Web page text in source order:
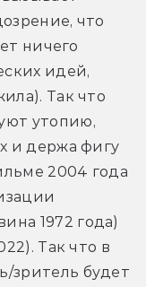
что
ничего
идей,
Так что
утопию,
и держа фигу
2004 года
1972 года)
Так что в
зритель будет